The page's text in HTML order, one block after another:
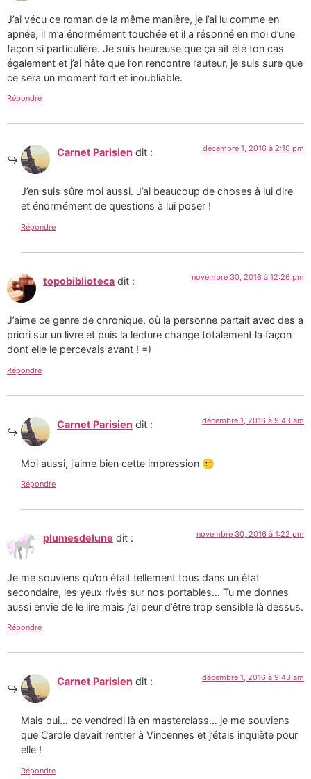
J’ai vécu ce roman de la même manière, je l’ai lu comme en
apnée, il m’a énormément touchée et il a résonné en moi d’une
façon si particulière. Je suis heureuse que ça ait été ton cas
également et j’ai hâte que l’on rencontre l’auteur, je suis sure que
ce sera un moment fort et inoubliable.
Répondre
Carnet Parisien dit : décembre 1, 2016 à 2:10 pm
J’en suis sûre moi aussi. J’ai beaucoup de choses à lui dire
et énormément de questions à lui poser !
Répondre
topobiblioteca dit : novembre 30, 2016 à 12:26 pm
J’aime ce genre de chronique, où la personne partait avec des a
priori sur un livre et puis la lecture change totalement la façon
dont elle le percevais avant ! =)
Répondre
Carnet Parisien dit : décembre 1, 2016 à 9:43 am
Moi aussi, j’aime bien cette impression 🙂
Répondre
plumesdelune dit : novembre 30, 2016 à 1:22 pm
Je me souviens qu’on était tellement tous dans un état
secondaire, les yeux rivés sur nos portables… Tu me donnes
aussi envie de le lire mais j’ai peur d’être trop sensible là dessus.
Répondre
Carnet Parisien dit : décembre 1, 2016 à 9:43 am
Mais oui… ce vendredi là en masterclass… je me souviens
que Carole devait rentrer à Vincennes et j’étais inquiète pour
elle !
Répondre